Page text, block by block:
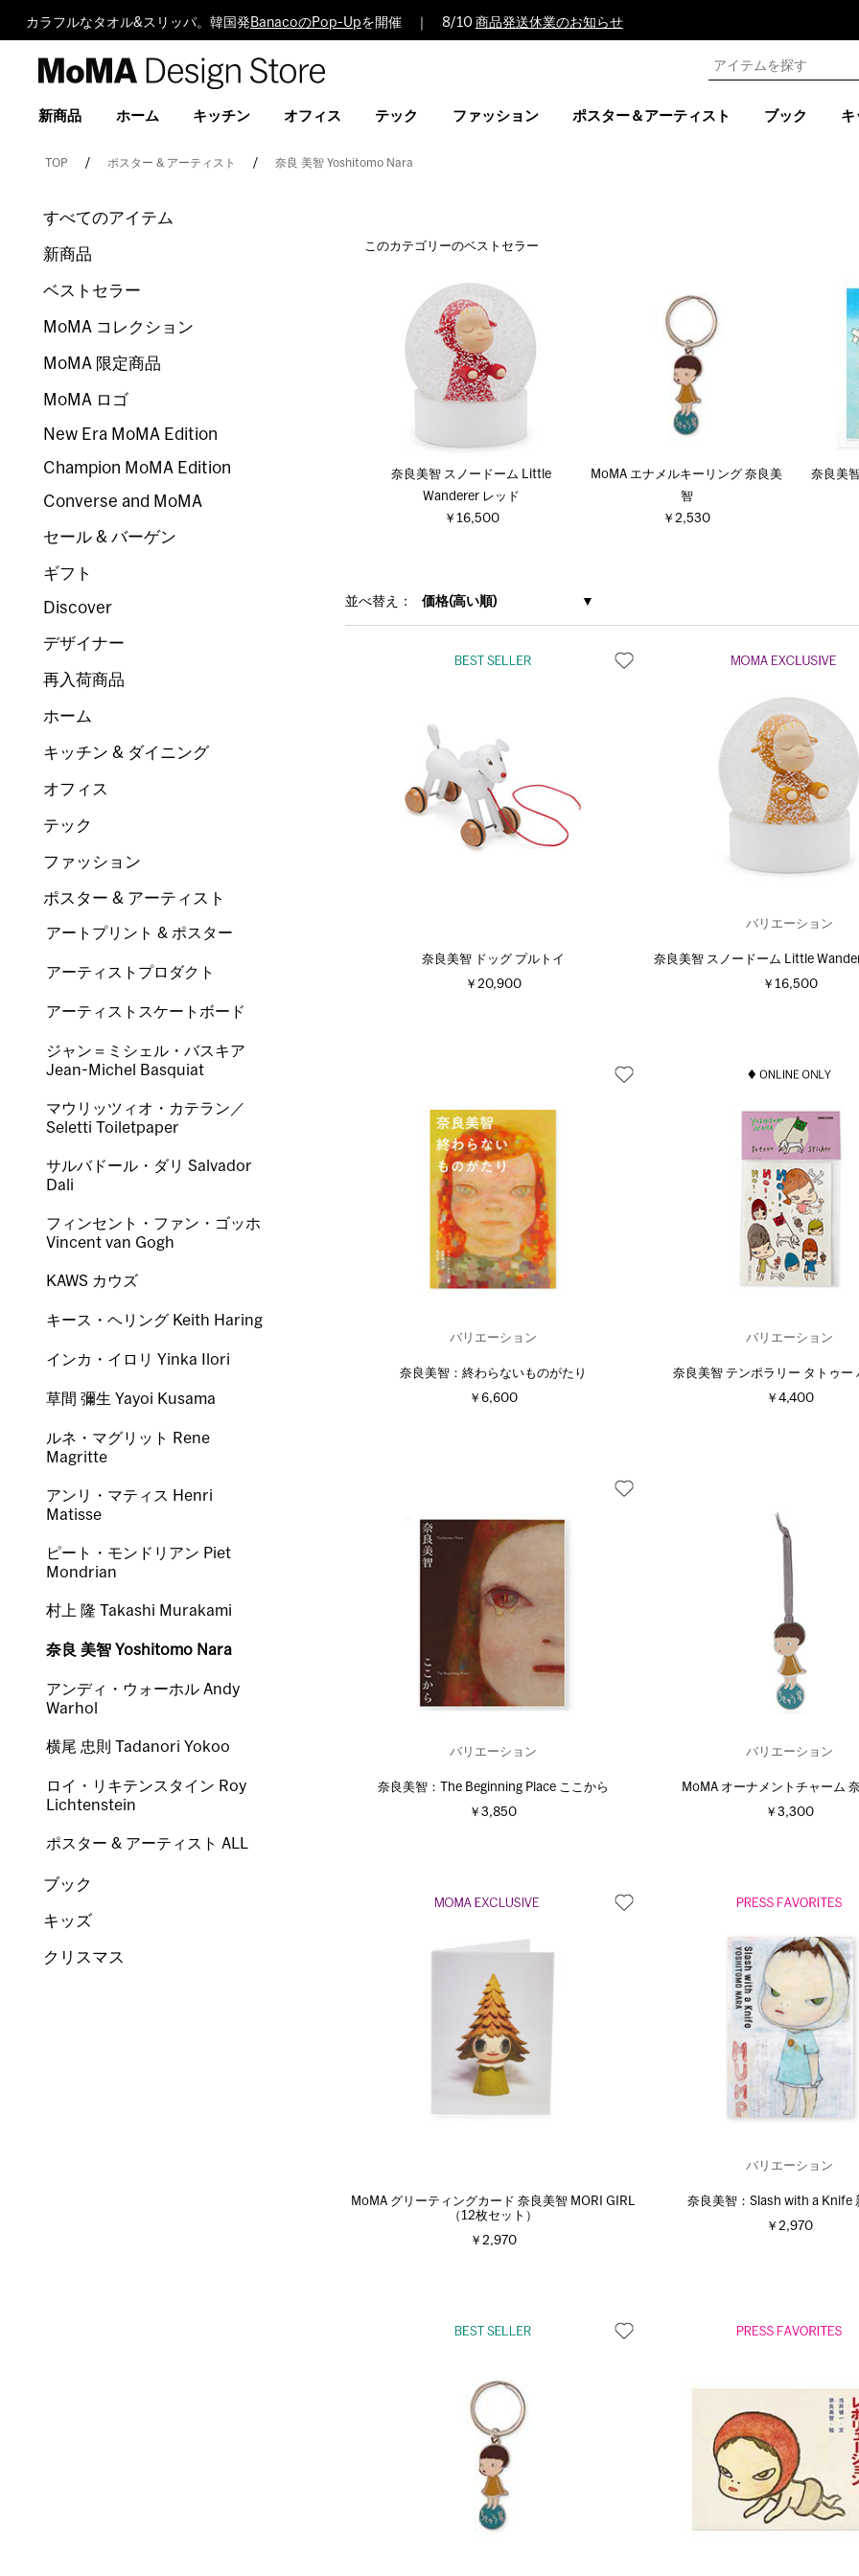
カラフルなタオル&スリッパ。韓国発 BanacoのPop-Upを開催 ｜ 8/10 商品発送休業のお知らせ
Design
新商品 ホーム キッチン オフィス テック ファッション ポスター＆アーティスト ブック キ
TOP ポスター & アーティスト 奈良 美智 Yoshitomo Nara
このカテゴリーのベストセラー
奈良美智 スノードーム Little
Wanderer レッド
￥16,500
MoMA エナメルキーリング 奈良美
智
￥2,530
奈良美
並べ替え： 価格(高い順)
奈良美智 ドッグ プルトイ
￥20,900
バリエーション
奈良美智 スノードーム Little
￥16,500
バリエーション
奈良美智：終わらないものがたり
￥6,600
バリエーション
奈良美智 テンポラリー タトゥー
￥4,400
バリエーション
奈良美智：The Beginning Place ここから
￥3,850
バリエーション
MoMA オーナメントチャーム
￥3,300
MoMA グリーティングカード 奈良美智 MORI GIRL
（12枚セット）
￥2,970
バリエーション
奈良美智：Slash with a Knife
￥2,970
すべてのアイテム
新商品
ベストセラー
MoMA コレクション
MoMA 限定商品
MoMA ロゴ
New Era MoMA Edition
Champion MoMA Edition
Converse and MoMA
セール & バーゲン
ギフト
Discover
デザイナー
再入荷商品
ホーム
キッチン & ダイニング
オフィス
テック
ファッション
ポスター & アーティスト
アートプリント & ポスター
アーティストプロダクト
アーティストスケートボード
ジャン＝ミシェル・バスキア
Jean-Michel Basquiat
マウリッツィオ・カテラン／
Seletti Toiletpaper
サルバドール・ダリ Salvador
Dali
フィンセント・ファン・ゴッホ
Vincent van Gogh
KAWS カウズ
キース・ヘリング Keith Haring
インカ・イロリ Yinka Ilori
草間 彌生 Yayoi Kusama
ルネ・マグリット Rene
Magritte
アンリ・マティス Henri
Matisse
ピート・モンドリアン Piet
Mondrian
村上 隆 Takashi Murakami
奈良 美智 Yoshitomo Nara
アンディ・ウォーホル Andy
Warhol
横尾 忠則 Tadanori Yokoo
ロイ・リキテンスタイン Roy
Lichtenstein
ポスター & アーティスト ALL
ブック
キッズ
クリスマス